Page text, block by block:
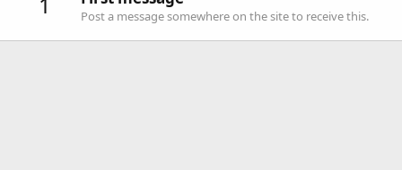
Post a message somewhere on the site to receive this.